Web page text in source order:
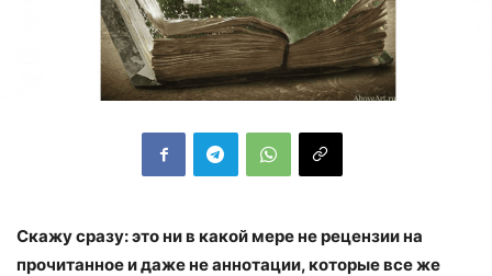
Скажу сразу: это ни в какой мере не рецензии на
прочитанное и даже не аннотации, которые все же